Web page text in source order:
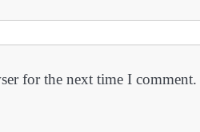
for the next time I comment.